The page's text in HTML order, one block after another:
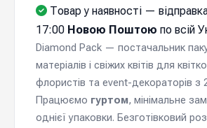
Товар у наявності —
17:00 Новою Поштою по всій
Diamond Pack — постачальник
матеріалів і свіжих квітів для
флористів та event-декораторів з
Працюємо гуртом, мінімальне
однієї упаковки. Безготівковий